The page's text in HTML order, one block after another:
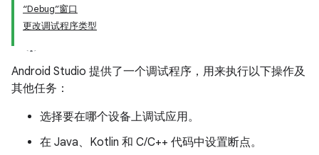
“Debug”窗口
更改调试程序类型
Android Studio 提供了一个调试程序，用来执行以下操作及
其他任务：
选择要在哪个设备上调试应用。
在 Java、Kotlin 和 C/C++ 代码中设置断点。